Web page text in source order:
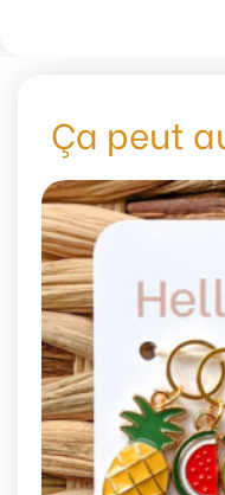
Ça peut